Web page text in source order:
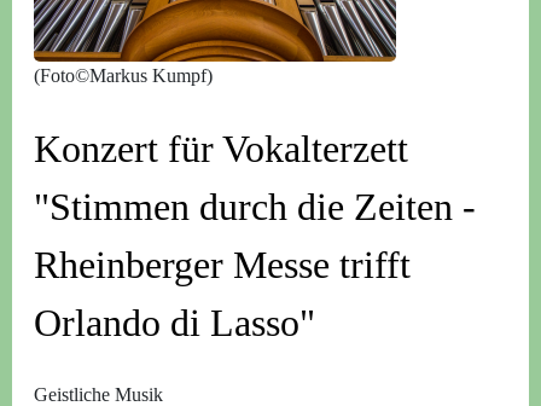
(Foto©Markus Kumpf)
Konzert für Vokalterzett
"Stimmen durch die Zeiten -
Rheinberger Messe trifft
Orlando di Lasso"
Geistliche Musik